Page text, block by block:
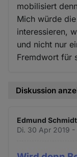
mobilisiert
Mich würde
interessieren,
und nicht nur
Fremdwort für
Diskussion
Edmund
Di. 30 Apr 2019 -